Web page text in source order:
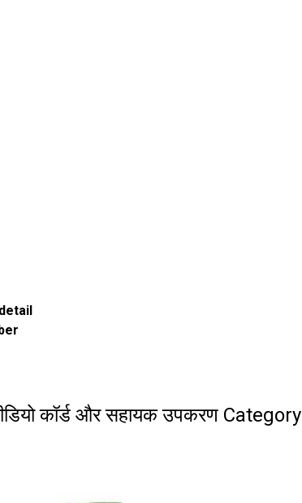
कॉर्ड और सहायक उपकरण Category